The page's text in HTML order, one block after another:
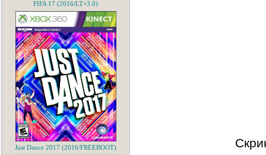
FIFA 17 (2016/LT+3.0)
Just Dance 2017 (2016/FREEBOOT)